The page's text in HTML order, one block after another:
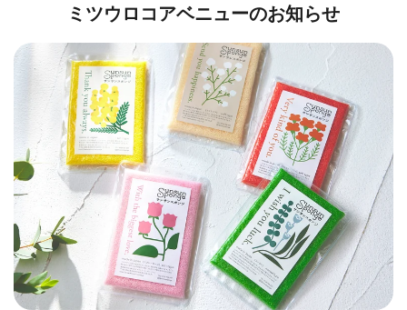
ミツウロコアベニューのお知らせ